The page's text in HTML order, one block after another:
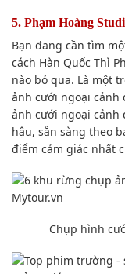
5. Phạm Hoàng
Bạn đang cần tìm
cách Hàn Quốc Thì
nào bỏ qua. Là một
ảnh cưới ngoại cảnh
ảnh cưới ngoại cảnh
hậu, sẵn sàng theo
điểm cảm giác nhất
Chụp hình